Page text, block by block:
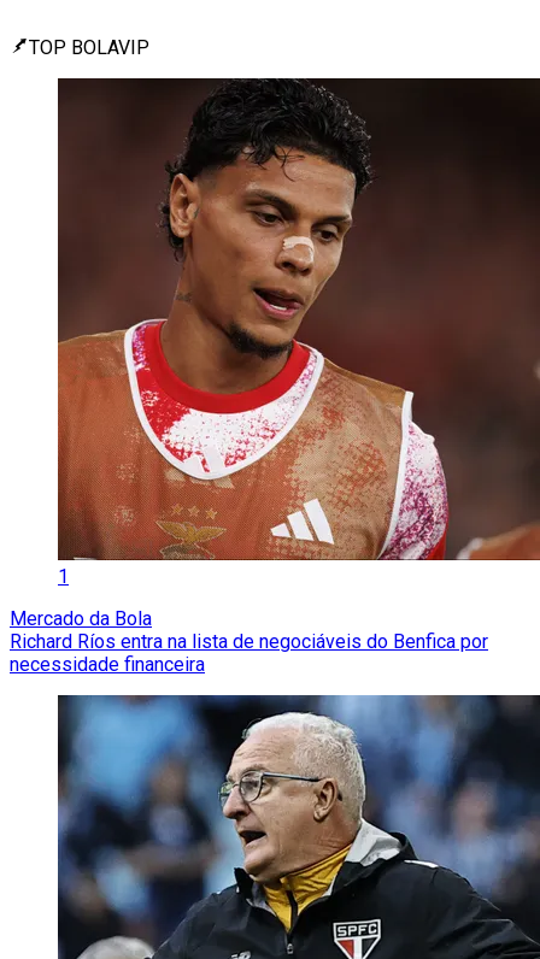
TOP BOLAVIP
1
Mercado da Bola
Richard Ríos entra na lista de negociáveis do Benfica por
necessidade financeira